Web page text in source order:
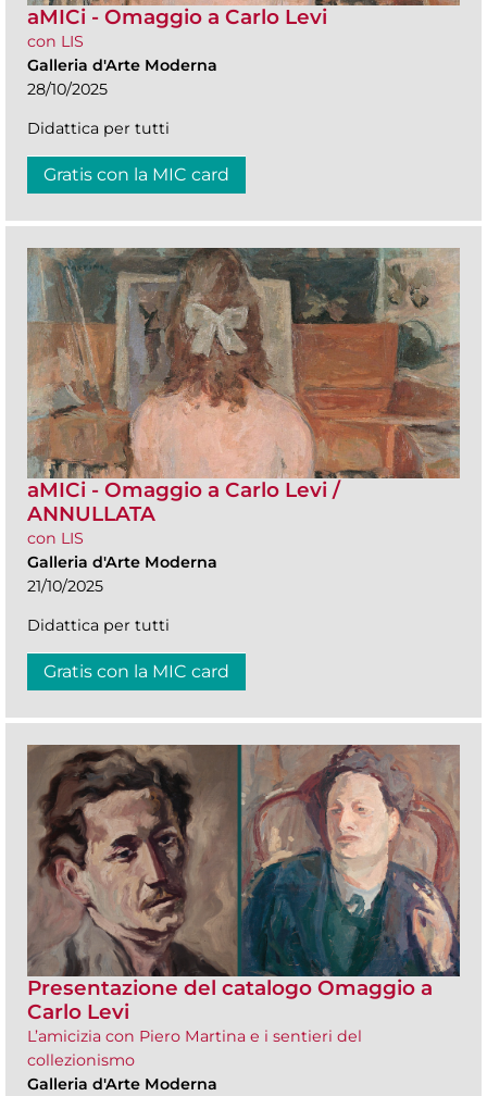
aMICi - Omaggio a Carlo Levi
con LIS
Galleria d'Arte Moderna
28/10/2025
Didattica per tutti
Gratis con la MIC card
aMICi - Omaggio a Carlo Levi /
ANNULLATA
con LIS
Galleria d'Arte Moderna
21/10/2025
Didattica per tutti
Gratis con la MIC card
Presentazione del catalogo Omaggio a
Carlo Levi
L’amicizia con Piero Martina e i sentieri del
collezionismo
Galleria d'Arte Moderna